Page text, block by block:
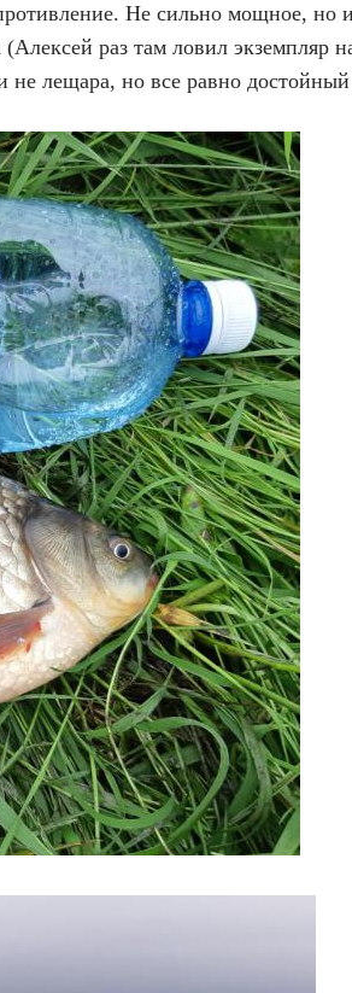
Не сильно мощное, но
раз там ловил экземпляр
не лещара, но все равно достойный